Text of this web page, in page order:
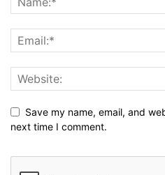
Save my name, email, and
next time I comment.